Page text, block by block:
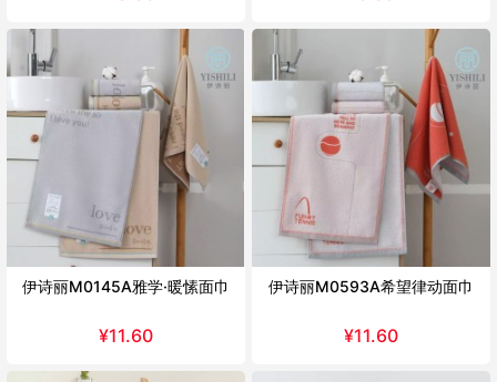
伊诗丽M0145A雅学·暖愫面巾
¥11.60
伊诗丽M0593A希望律动面巾
¥11.60